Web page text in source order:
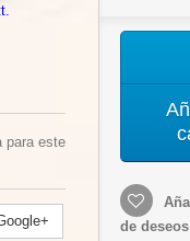
para este
de deseos